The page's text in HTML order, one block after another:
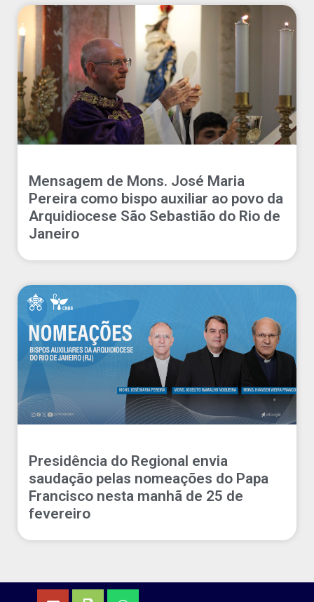
Mensagem de Mons. José Maria
Pereira como bispo auxiliar ao povo da
Arquidiocese São Sebastião do Rio de
Janeiro
Presidência do Regional envia
saudação pelas nomeações do Papa
Francisco nesta manhã de 25 de
fevereiro